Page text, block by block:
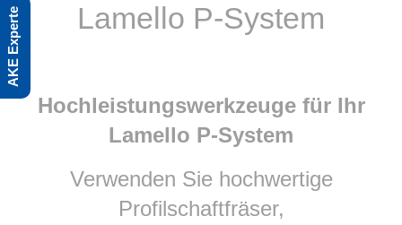
Lamello P-System
Hochleistungswerkzeuge für Ihr
Lamello P-System
Verwenden Sie hochwertige
Profilschaftfräser,
AKE Experte